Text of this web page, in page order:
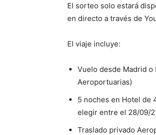
El sorteo solo estará
en directo a través de
El viaje incluye:
Vuelo desde Madrid o
Aeroportuarias)
5 noches en Hotel de
elegir entre el 28/09/
Traslado privado